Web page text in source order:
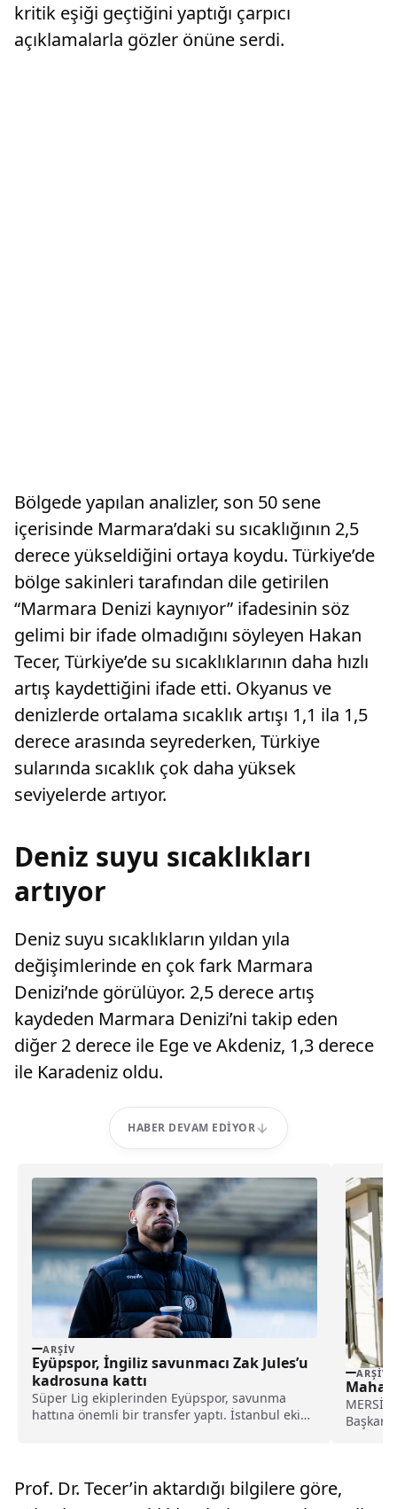
kritik eşiği geçtiğini yaptığı çarpıcı
açıklamalarla gözler önüne serdi.
Bölgede yapılan analizler, son 50 sene
içerisinde Marmara’daki su sıcaklığının 2,5
derece yükseldiğini ortaya koydu. Türkiye’de
bölge sakinleri tarafından dile getirilen
“Marmara Denizi kaynıyor” ifadesinin söz
gelimi bir ifade olmadığını söyleyen Hakan
Tecer, Türkiye’de su sıcaklıklarının daha hızlı
artış kaydettiğini ifade etti. Okyanus ve
denizlerde ortalama sıcaklık artışı 1,1 ila 1,5
derece arasında seyrederken, Türkiye
sularında sıcaklık çok daha yüksek
seviyelerde artıyor.
Deniz suyu sıcaklıkları
artıyor
Deniz suyu sıcaklıkların yıldan yıla
değişimlerinde en çok fark Marmara
Denizi’nde görülüyor. 2,5 derece artış
kaydeden Marmara Denizi’ni takip eden
diğer 2 derece ile Ege ve Akdeniz, 1,3 derece
ile Karadeniz oldu.
HABER DEVAM EDIYOR
ARŞIV
Eyüpspor, İngiliz savunmacı Zak Jules’u
kadrosuna kattı
Süper Lig ekiplerinden Eyüpspor, savunma
hattına önemli bir transfer yaptı. İstanbul ekibi,
ARŞIV
Prof. Dr. Tecer’in aktardığı bilgilere göre,